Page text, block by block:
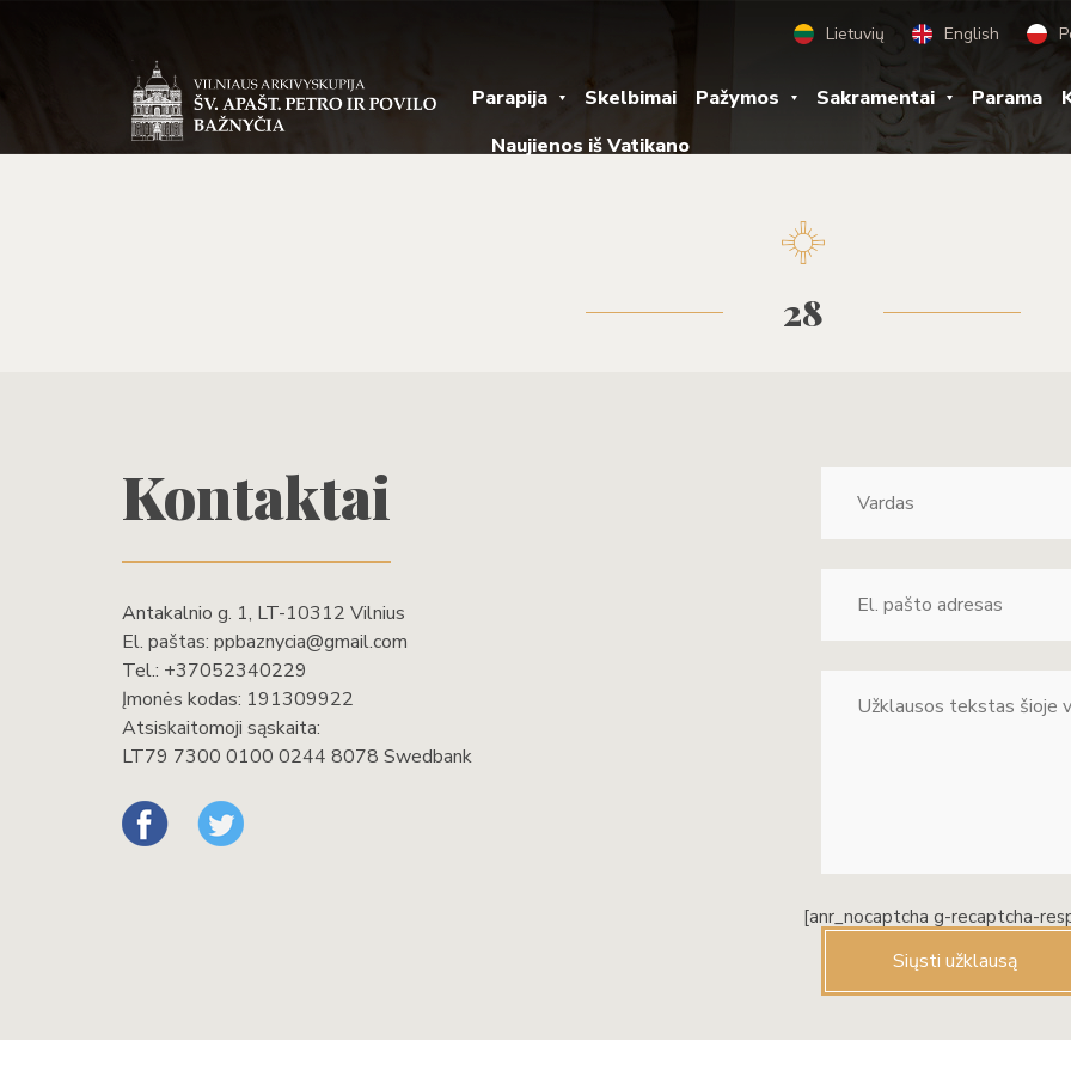
Lietuvių English
Parapija Skelbimai Pažymos Sakramentai Parama
Naujienos iš Vatikano
28
Kontaktai
Antakalnio g. 1, LT-10312 Vilnius
El. paštas: ppbaznycia@gmail.com
Tel.: +37052340229
Įmonės kodas: 191309922
Atsiskaitomoji sąskaita:
LT79 7300 0100 0244 8078 Swedbank
[anr_nocaptcha g-recaptcha-